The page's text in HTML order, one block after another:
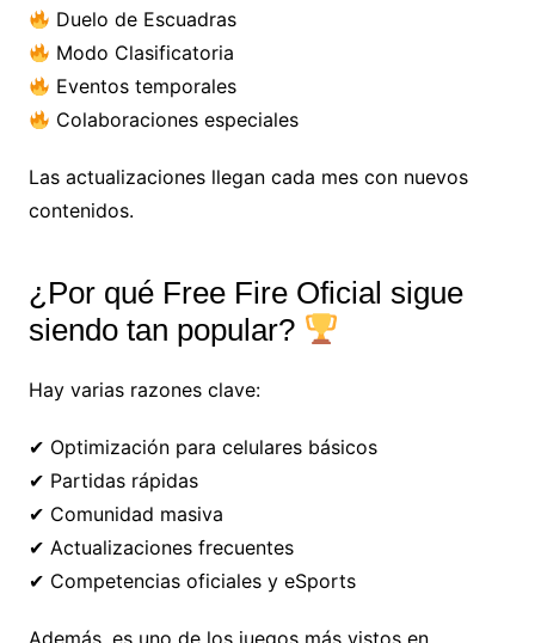
Duelo de Escuadras
Modo Clasificatoria
Eventos temporales
Colaboraciones especiales
Las actualizaciones llegan cada mes con nuevos
contenidos.
¿Por qué Free Fire Oficial sigue
siendo tan popular?
Hay varias razones clave:
✔ Optimización para celulares básicos
✔ Partidas rápidas
✔ Comunidad masiva
✔ Actualizaciones frecuentes
✔ Competencias oficiales y eSports